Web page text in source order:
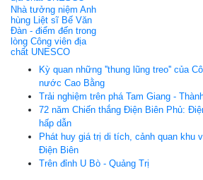
Nhà tưởng niệm Anh
hùng Liệt sĩ Bế Văn
Đàn - điểm đến trong
lòng Công viên địa
chất UNESCO
Kỳ quan những ''thung lũng treo'' của
nước Cao Bằng
Trải nghiệm trên phá Tam Giang -
72 năm Chiến thắng Điện Biên Phủ:
hấp dẫn
Phát huy giá trị di tích, cảnh quan khu
Điện Biên
Trên đỉnh U Bò - Quảng Trị